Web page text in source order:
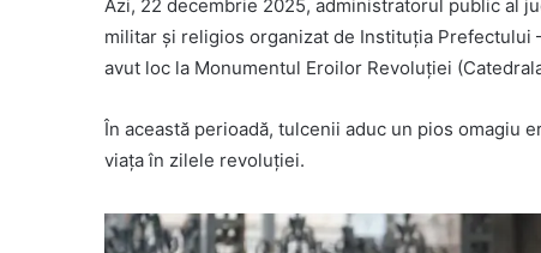
Azi, 22 decembrie 2025, administratorul public al
militar și religios organizat de Instituția Prefectului
avut loc la Monumentul Eroilor Revoluției
În această perioadă, tulcenii aduc un pios omagiu
viațaîn zilele revoluției.